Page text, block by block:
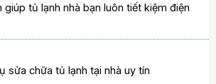
giúp tủ lạnh nhà bạn luôn tiết kiệm điện
sửa chữa tủ lạnh tại nhà uy tín